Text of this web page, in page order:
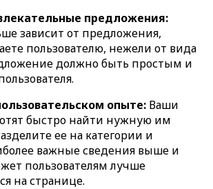
предложения:
зависит от предложения,
пользователю, нежели от вида
должно быть простым и
опыте: Ваши
быстро найти нужную им
ее на категории и
важные сведения выше и
пользователям лучше
на странице.